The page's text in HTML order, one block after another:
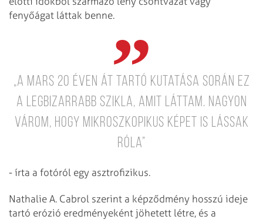
fenyőágat láttak benne.
„A Mars 20 éven át tartó kutatása során ez
a legbizarrabb szikla, amit láttam. Nagyon
várom, hogy mikroszkopikus képet is lássak
róla”
- írta a fotóról egy asztrofizikus.
Nathalie A. Cabrol szerint a képződmény hosszú ideje
tartó erózió eredményeként jöhetett létre, és a